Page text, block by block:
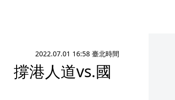
2022.07.01 16:58 臺北時間
撐港人道vs.國